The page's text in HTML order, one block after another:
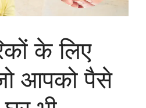
के लिए
आपको पैसे